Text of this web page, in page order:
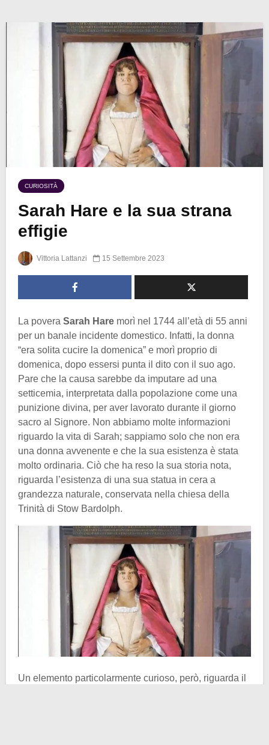
CURIOSITÀ
Sarah Hare e la sua strana
effigie
Vittoria Lattanzi 15 Settembre 2023
La povera Sarah Hare morì nel 1744 all’età di 55 anni
per un banale incidente domestico. Infatti, la donna
“era solita cucire la domenica” e morì proprio di
domenica, dopo essersi punta il dito con il suo ago.
Pare che la causa sarebbe da imputare ad una
setticemia, interpretata dalla popolazione come una
punizione divina, per aver lavorato durante il giorno
sacro al Signore. Non abbiamo molte informazioni
riguardo la vita di Sarah; sappiamo solo che non era
una donna avvenente e che la sua esistenza è stata
molto ordinaria. Ciò che ha reso la sua storia nota,
riguarda l’esistenza di una sua statua in cera a
grandezza naturale, conservata nella chiesa della
Trinità di Stow Bardolph.
Un elemento particolarmente curioso, però, riguarda il